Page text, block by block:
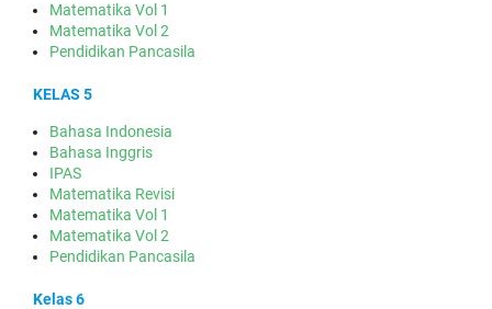
Matematika Vol 1
Matematika Vol 2
Pendidikan Pancasila
KELAS 5
Bahasa Indonesia
Bahasa Inggris
IPAS
Matematika Revisi
Matematika Vol 1
Matematika Vol 2
Pendidikan Pancasila
Kelas 6